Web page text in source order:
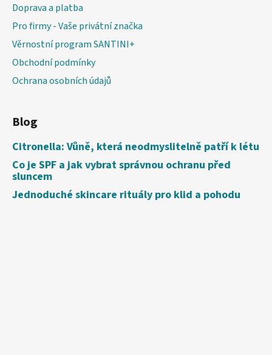
Doprava a platba
Pro firmy - Vaše privátní značka
Věrnostní program SANTINI+
Obchodní podmínky
Ochrana osobních údajů
Blog
Citronella: Vůně, která neodmyslitelně patří k létu
Co je SPF a jak vybrat správnou ochranu před
sluncem
Jednoduché skincare rituály pro klid a pohodu